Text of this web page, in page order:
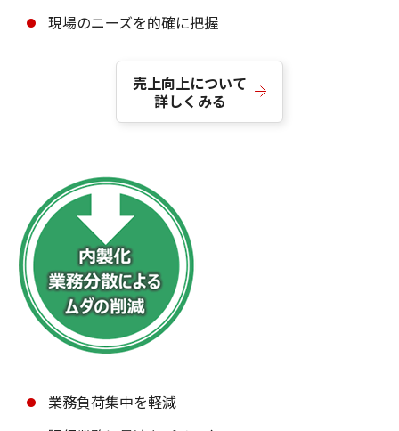
現場のニーズを的確に把握
売上向上について
詳しくみる
業務負荷集中を軽減